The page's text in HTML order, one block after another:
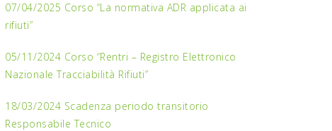
07/04/2025 Corso “La normativa ADR applicata ai
rifiuti”
05/11/2024 Corso “Rentri – Registro Elettronico
Nazionale Tracciabilità Rifiuti”
18/03/2024 Scadenza periodo transitorio
Responsabile Tecnico